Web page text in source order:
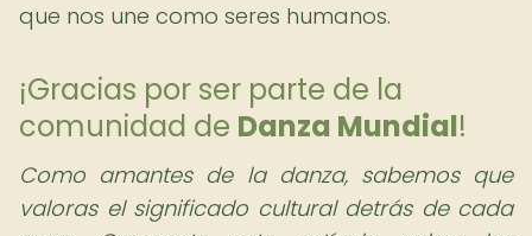
que nos une como seres humanos.
¡Gracias por ser parte de la
comunidad de Danza Mundial!
Como amantes de la danza, sabemos que
valoras el significado cultural detrás de cada